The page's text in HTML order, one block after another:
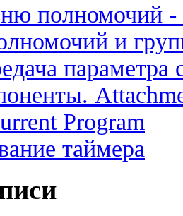
полномочий -
и
параметра
Program
таймера